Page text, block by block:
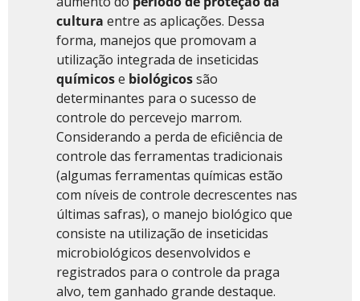
cultura entre as aplicações. Dessa
forma, manejos que promovam a
utilização integrada de inseticidas
químicose biológicossão
determinantes para o sucesso de
controle do percevejo marrom.
Considerando a perda de eficiência de
controle das ferramentas tradicionais
(algumas ferramentas químicas estão
com níveis de controle decrescentes nas
últimas safras), o manejo biológico que
consiste na utilização de inseticidas
microbiológicos desenvolvidos e
registrados para o controle da praga
alvo, tem ganhado grande destaque.